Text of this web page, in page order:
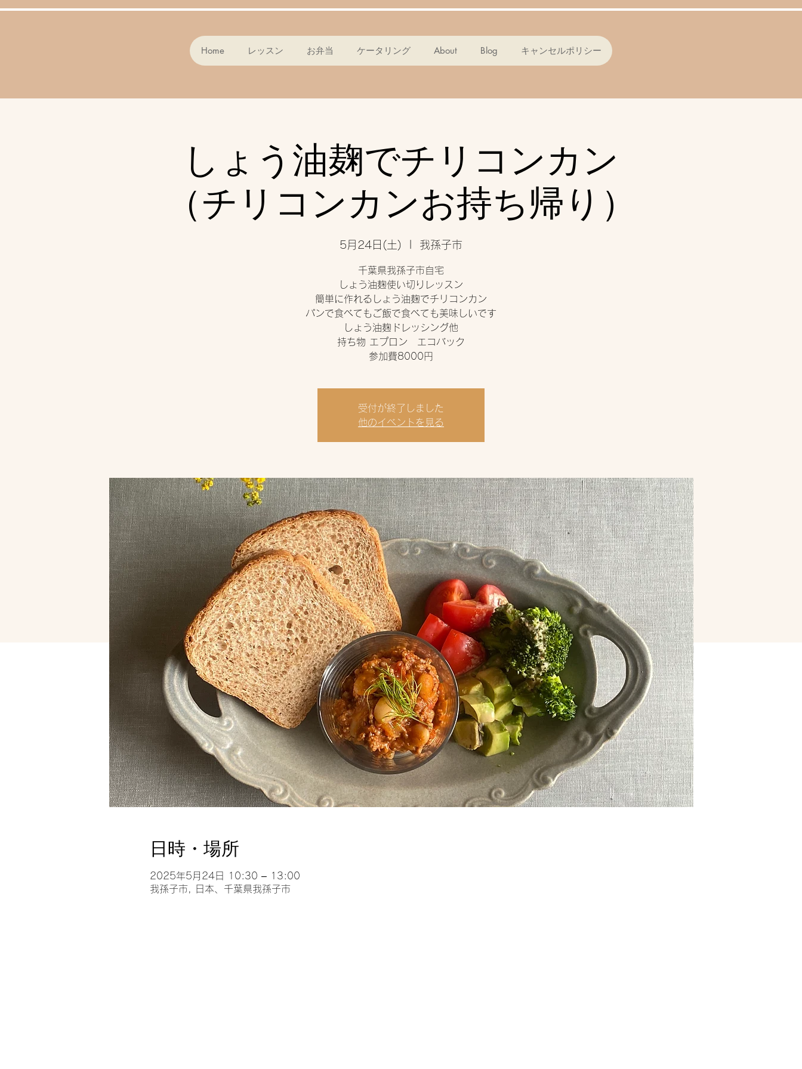
Home レッスン お弁当 ケータリング About Blog キャンセルポリシー
しょう油麹でチリコンカン
（チリコンカンお持ち帰り）
5月24日(土) 我孫子市
千葉県我孫子市自宅
しょう油麹使い切りレッスン
簡単に作れるしょう油麹でチリコンカン
パンで食べてもご飯で食べても美味しいです
しょう油麹ドレッシング他
持ち物 エプロン エコバック
受付が終了しました
他のイベントを見る
日時・場所
2025年5月24日 10:30 – 13:00
我孫子市, 日本、千葉県我孫子市